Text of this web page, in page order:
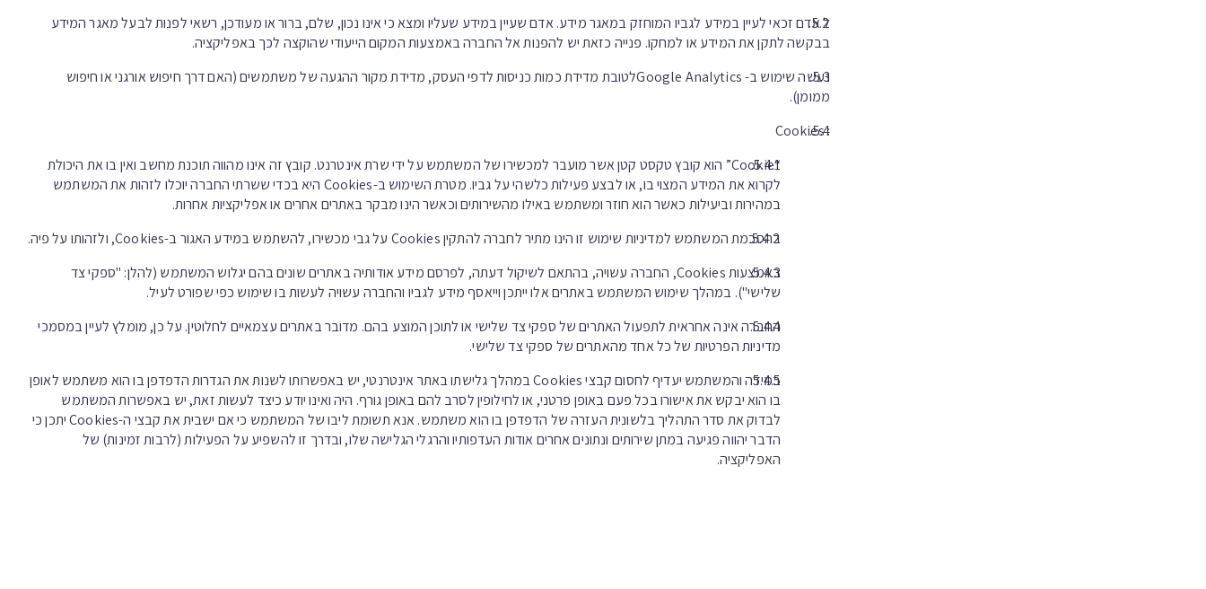
ל אדם זכאי לעיין במידע לגביו המוחזק במאגר מידע. אדם שעיין במידע שעליו ומצא כי אינו נכון, שלם, ברור או מעודכן, רשאי לפנות לבעל מאגר המידע
בבקשה לתקן את המידע או למחקו. פנייה כזאת יש להפנות אל החברה באמצעות המקום הייעודי שהוקצה לכך באפליקציה.
נעשה שימוש ב- Google Analyticsלטובת מדידת כמות כניסות לדפי העסק, מדידת מקור ההגעה של משתמשים (האם דרך חיפוש אורגני או חיפוש
ממומן).
: Cookies
“Cookie” הוא קובץ טקסט קטן אשר מועבר למכשירו של המשתמש על ידי שרת אינטרנט. קובץ זה אינו מהווה תוכנת מחשב ואין בו את היכולת
לקרוא את המידע המצוי בו, או לבצע פעילות כלשהי על גביו. מטרת השימוש ב-Cookies היא בכדי ששרתי החברה יוכלו לזהות את המשתמש
במהירות וביעילות כאשר הוא חוזר ומשתמש באילו מהשירותים וכאשר הינו מבקר באתרים אחרים או אפליקציות אחרות.
בהסכמת המשתמש למדיניות שימוש זו הינו מתיר לחברה להתקין Cookies על גבי מכשירו, להשתמש במידע האגור ב-Cookies, ולזהותו על פיה.
באמצעות Cookies, החברה עשויה, בהתאם לשיקול דעתה, לפרסם מידע אודותיה באתרים שונים בהם יגלוש המשתמש (להלן: "ספקי צד
שלישי"). במהלך שימוש המשתמש באתרים אלו ייתכן וייאסף מידע לגביו והחברה עשויה לעשות בו שימוש כפי שפורט לעיל.
החברה אינה אחראית לתפעול האתרים של ספקי צד שלישי או לתוכן המוצע בהם. מדובר באתרים עצמאיים לחלוטין. על כן, מומלץ לעיין במסמכי
מדיניות הפרטיות של כל אחד מהאתרים של ספקי צד שלישי.
במידה והמשתמש יעדיף לחסום קבצי Cookies במהלך גלישתו באתר אינטרנטי, יש באפשרותו לשנות את הגדרות הדפדפן בו הוא משתמש לאופן
בו הוא יבקש את אישורו בכל פעם באופן פרטני, או לחילופין לסרב להם באופן גורף. היה ואינו יודע כיצד לעשות זאת, יש באפשרות המשתמש
לבדוק את סדר התהליך בלשונית העזרה של הדפדפן בו הוא משתמש. אנא תשומת ליבו של המשתמש כי אם ישבית את קבצי ה-Cookies יתכן כי
הדבר יהווה פגיעה במתן שירותים ונתונים אחרים אודות העדפותיו והרגלי הגלישה שלו, ובדרך זו להשפיע על הפעילות (לרבות זמינות) של
האפליקציה.